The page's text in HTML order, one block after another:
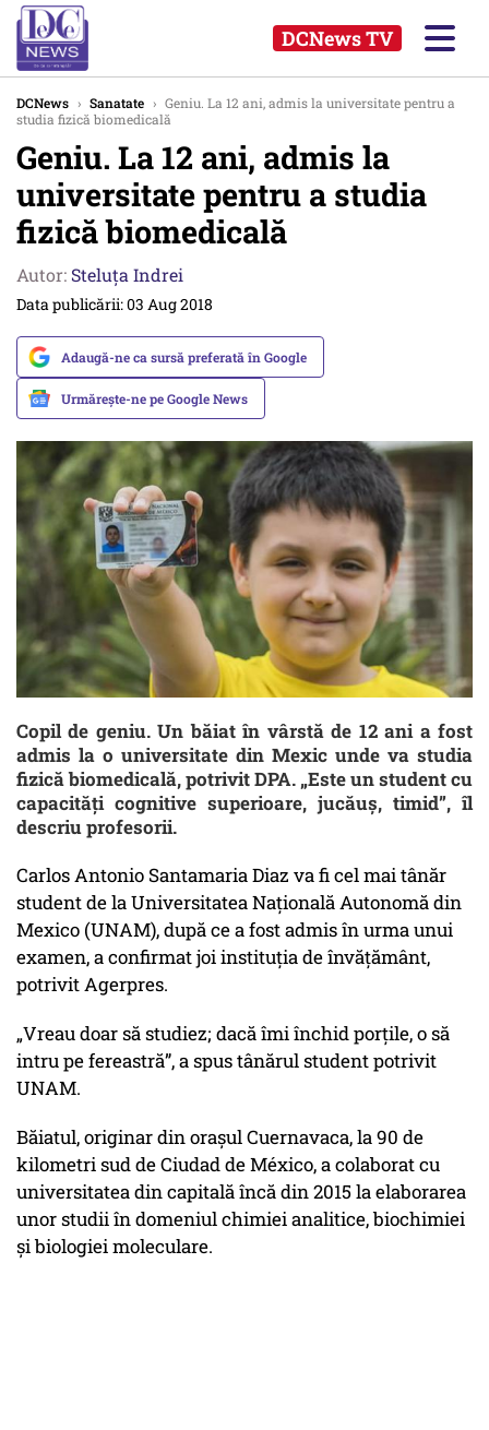
DCNews TV
DCNews › Sanatate › Geniu. La 12 ani, admis la universitate pentru a
studia fizică biomedicală
Geniu. La 12 ani, admis la
universitate pentru a studia
fizică biomedicală
Autor: Steluța Indrei
Data publicării: 03 Aug 2018
Adaugă-ne ca sursă preferată în Google
Urmărește-ne pe Google News
Copil de geniu. Un băiat în vârstă de 12 ani a fost
admis la o universitate din Mexic unde va studia
fizică biomedicală, potrivit DPA. „Este un student cu
capacități cognitive superioare, jucăuș, timid”, îl
descriu profesorii.
Carlos Antonio Santamaria Diaz va fi cel mai tânăr
student de la Universitatea Naţională Autonomă din
Mexico (UNAM), după ce a fost admis în urma unui
examen, a confirmat joi instituţia de învăţământ,
potrivit Agerpres.
„Vreau doar să studiez; dacă îmi închid porţile, o să
intru pe fereastră”, a spus tânărul student potrivit
UNAM.
Băiatul, originar din oraşul Cuernavaca, la 90 de
kilometri sud de Ciudad de México, a colaborat cu
universitatea din capitală încă din 2015 la elaborarea
unor studii în domeniul chimiei analitice, biochimiei
şi biologiei moleculare.